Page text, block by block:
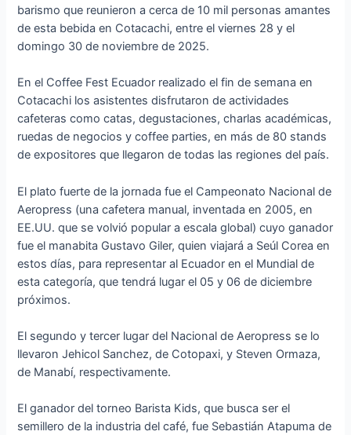
barismo que reunieron a cerca de 10 mil personas amantes
de esta bebida en Cotacachi, entre el viernes 28 y el
domingo 30 de noviembre de 2025.
En el Coffee Fest Ecuador realizado el fin de semana en
Cotacachi los asistentes disfrutaron de actividades
cafeteras como catas, degustaciones, charlas académicas,
ruedas de negocios y coffee parties, en más de 80 stands
de expositores que llegaron de todas las regiones del país.
El plato fuerte de la jornada fue el Campeonato Nacional de
Aeropress (una cafetera manual, inventada en 2005, en
EE.UU. que se volvió popular a escala global) cuyo ganador
fue el manabita Gustavo Giler, quien viajará a Seúl Corea en
estos días, para representar al Ecuador en el Mundial de
esta categoría, que tendrá lugar el 05 y 06 de diciembre
próximos.
El segundo y tercer lugar del Nacional de Aeropress se lo
llevaron Jehicol Sanchez, de Cotopaxi, y Steven Ormaza,
de Manabí, respectivamente.
El ganador del torneo Barista Kids, que busca ser el
semillero de la industria del café, fue Sebastián Atapuma de